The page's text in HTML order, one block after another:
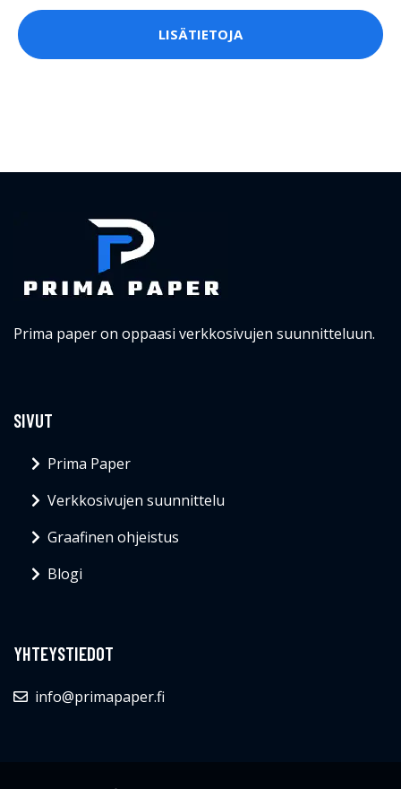
LISÄTIETOJA
Prima paper on oppaasi verkkosivujen suunnitteluun.
SIVUT
Prima Paper
Verkkosivujen suunnittelu
Graafinen ohjeistus
Blogi
YHTEYSTIEDOT
info@primapaper.fi